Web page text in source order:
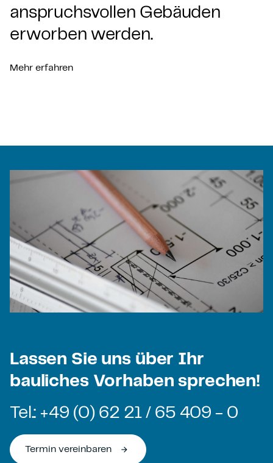
anspruchsvollen Gebäuden
erworben werden.
Mehr erfahren
Lassen Sie uns über Ihr
bauliches Vorhaben sprechen!
Tel.: +49 (0) 62 21 / 65 409 - 0
Termin vereinbaren arrow_forward